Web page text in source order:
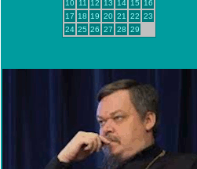
10
11 12 13 14 15
16
17 18 19 20 21 22 23
24 25 26 27 28 29